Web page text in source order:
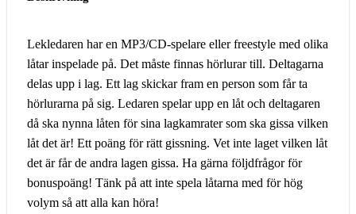
Lekledaren har en MP3/CD-spelare eller freestyle med olika
låtar inspelade på. Det måste finnas hörlurar till. Deltagarna
delas upp i lag. Ett lag skickar fram en person som får ta
hörlurarna på sig. Ledaren spelar upp en låt och deltagaren
då ska nynna låten för sina lagkamrater som ska gissa vilken
låt det är! Ett poäng för rätt gissning. Vet inte laget vilken låt
det är får de andra lagen gissa. Ha gärna följdfrågor för
bonuspoäng! Tänk på att inte spela låtarna med för hög
volym så att alla kan höra!